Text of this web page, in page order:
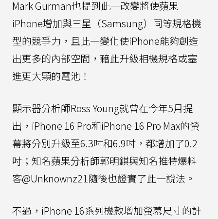
Mark Gurman也提到此一改變將使蘋果
iPhone增加與三星（Samsung）同等規格機
型的競爭力，且此一變化使iPhone能夠創造
出更多的內部空間，藉此升級相機規格或塞
進更大顆的電池！
顯示器分析師Ross Young就曾在今年5月提
出，iPhone 16 Pro和iPhone 16 Pro Max的螢
幕將分別升級至6.3吋和6.9吋，都增加了0.2
吋；知名蘋果分析師郭明錤與知名推特爆料
客@Unknownz21隨後也證實了此一說法。
不過，iPhone 16系列機款增加螢幕尺寸的計